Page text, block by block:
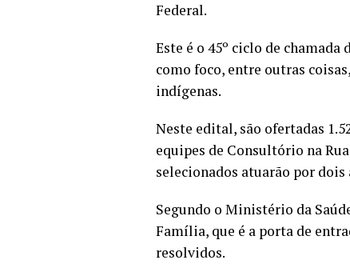
Federal.
Este é o 45º ciclo de
como foco, entre outras
indígenas.
Neste edital, são ofertadas
equipes de Consultório na
selecionados atuarão por dois
Segundo o Ministério da
Família, que é a porta de
resolvidos.